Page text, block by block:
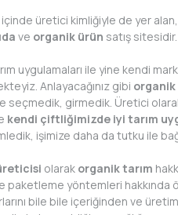
üretici kimliğiyle de yer alan,
ve organik ürün satış sitesidir.
uygulamaları ile yine kendi
Anlayacağınız gibi organik
girmedik. Üretici
kendi çiftliğimizde iyi tarım
işimize daha da tutku ile
olarak organik tarım
paketleme yöntemleri hakkında
bile bile içeriğinden ve